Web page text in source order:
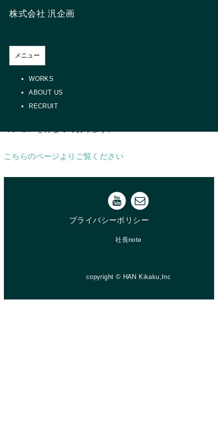
コンテンツへスキップ
株式会社 汎企画
メニュー
WORKS
ABOUT US
RECRUIT
HOME>RECRUIT
こちらのページよりご覧ください
プライバシーポリシー
社長note
copyright © HAN Kikaku,Inc